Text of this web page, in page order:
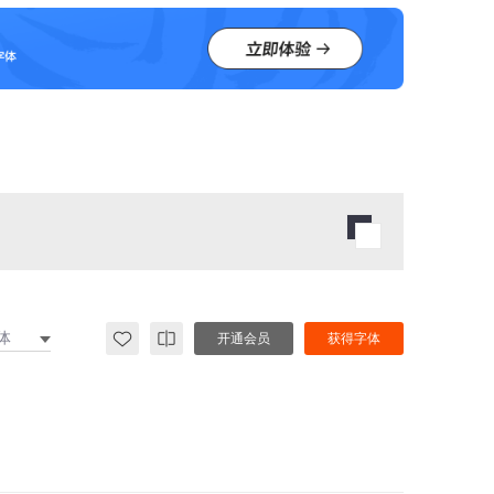
获得字体
开通会员